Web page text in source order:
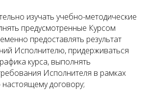
изучать учебно-методические
предусмотренные Курсом
предоставлять результат
Исполнителю, придерживаться
курса, выполнять
Исполнителя в рамках
настоящему договору;